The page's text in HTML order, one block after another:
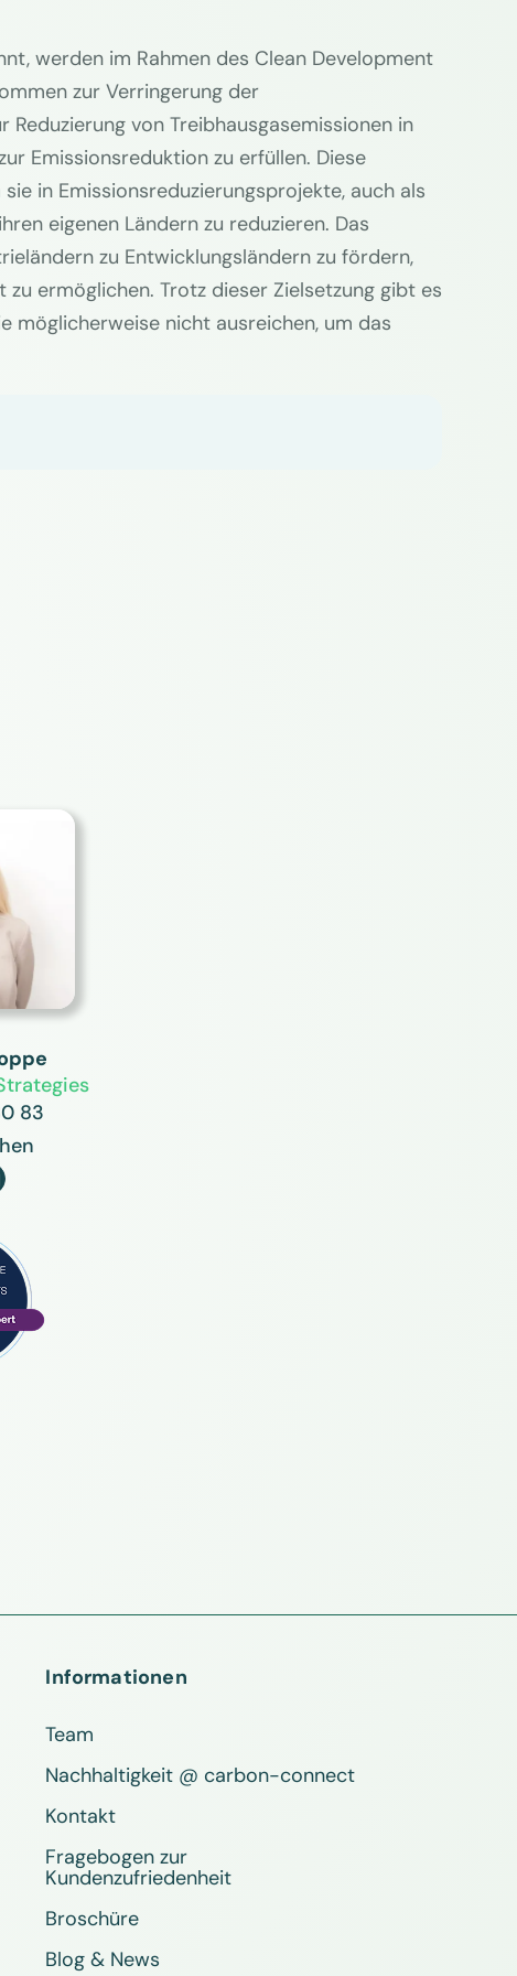
werden im Rahmen des Clean Development
zur Verringerung der
von Treibhausgasemissionen in
Emissionsreduktion zu erfüllen. Diese
in Emissionsreduzierungsprojekte, auch als
eigenen Ländern zu reduzieren. Das
zu Entwicklungsländern zu fördern,
ermöglichen. Trotz dieser Zielsetzung gibt es
möglicherweise nicht ausreichen, um das
83
Informationen
Team
Nachhaltigkeit @ carbon-connect
Kontakt
Fragebogen zur
Kundenzufriedenheit
Broschüre
Blog & News